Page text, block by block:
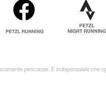
pericolose. È indispensabile che